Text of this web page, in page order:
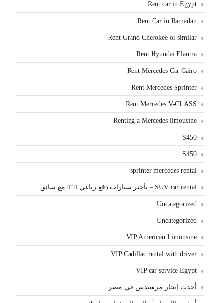
Rent car in Egypt
Rent Car in Ramadan
Rent Grand Cherokee or similar
Rent Hyundai Elantra
Rent Mercedes Car Cairo
Rent Mercedes Sprinter
Rent Mercedes V-CLASS
Renting a Mercedes limousine
S450
S450
sprinter mercedes rental
SUV car rental – تأجير سيارات دفع رباعي 4*4 مع سائق
Uncategorized
Uncategorized
VIP American Limousine
VIP Cadillac rental with driver
VIP car service Egypt
أحدث إيجار مرسيدس في مصر